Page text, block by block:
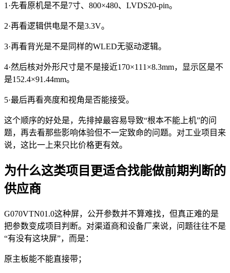
1·先看原机是不是7寸、800×480、LVDS20-pin。
2·再看逻辑供电是不是3.3V。
3·再看背光是不是同样的WLED无驱动逻辑。
4·然后核对外形尺寸是不是接近170×111×8.3mm，显示区是不
是152.4×91.44mm。
5·最后再看亮度和视角是否能接受。
这个顺序的好处是，先排掉最容易导致“根本不能上机”的问
题，再去看那些影响体验但不一定致命的问题。对工业项目来
说，这比一上来只比价格更有效。
为什么这类项目更适合找能做前期判断的
供应商
G070VTN01.0这种屏，公开参数并不算难找，但真正难的是
把参数变成项目判断。对渠道商和设备厂来说，问题往往不是
“有没有这块屏”，而是：
原主板能不能直接带；